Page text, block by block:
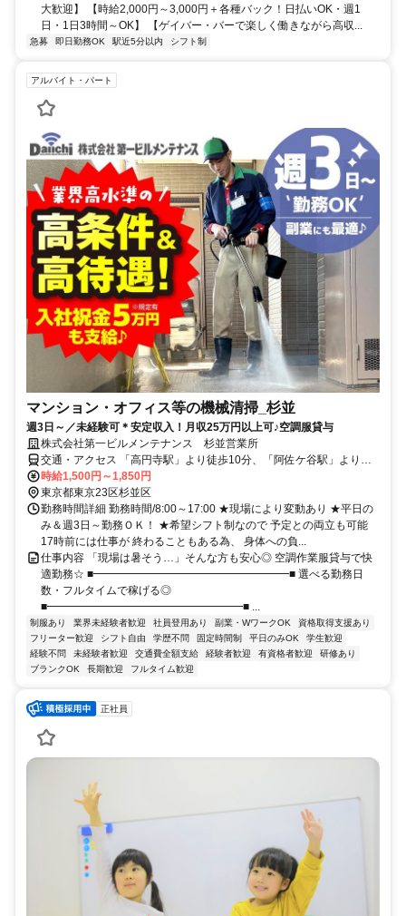
大歓迎】 【時給2,000円～3,000円＋各種バック！日払いOK・週1
日・1日3時間～OK】 【ゲイバー・バーで楽しく働きながら高収...
急募 即日勤務OK 駅近5分以内 シフト制
アルバイト・パート
マンション・オフィス等の機械清掃_杉並
週3日～／未経験可＊安定収入！月収25万円以上可♪空調服貸与
株式会社第一ビルメンテナンス 杉並営業所
交通・アクセス 「高円寺駅」より徒歩10分、「阿佐ケ谷駅」より徒
歩13分
時給1,500円～1,850円
東京都東京23区杉並区
勤務時間詳細 勤務時間/8:00～17:00 ★現場により変動あり ★平日の
み＆週3日～勤務ＯＫ！ ★希望シフト制なので 予定との両立も可能
17時前には仕事が 終わることもある為、 身体への負...
仕事内容 「現場は暑そう…」そんな方も安心◎ 空調作業服貸与で快
適勤務☆ ■━━━━━━━━━━━━━━━━━━■ 選べる勤務日
数・フルタイムで稼げる◎
■━━━━━━━━━━━━━━━━━━■ ...
制服あり 業界未経験者歓迎 社員登用あり 副業・WワークOK
資格取得支援あり
フリーター歓迎
シフト自由 学歴不問 固定時間制 平日のみOK
学生歓迎
経験不問
未経験者歓迎 交通費全額支給 経験者歓迎 有資格者歓迎
研修あり
ブランクOK
長期歓迎 フルタイム歓迎
正社員